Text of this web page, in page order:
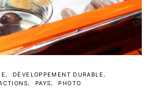
DÉVELOPPEMENT DURABLE
PAYS PHOTO